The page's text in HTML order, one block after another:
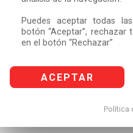
Puedes aceptar todas
botón “Aceptar”, rechazar
en el botón “Rechazar”
ACEPTAR
Política